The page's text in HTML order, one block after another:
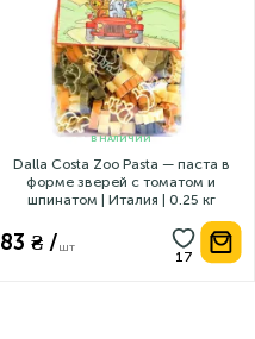
В НАЛИЧИИ
Dalla Costa Zoo Pasta — паста в
форме зверей с томатом и
шпинатом | Италия | 0.25 кг
83 ₴ /шт